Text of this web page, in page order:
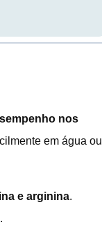
nos
em água ou
e arginina.
.